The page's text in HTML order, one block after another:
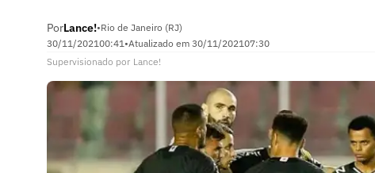
PorLance!•Rio de Janeiro (RJ)
30/11/202100:41•Atualizado em 30/11/202107:30
Supervisionado por Lance!